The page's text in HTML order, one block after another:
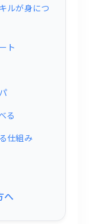
ルが身につ
ト
る
仕組み
へ